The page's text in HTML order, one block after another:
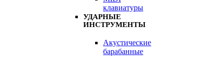
клавиатуры
УДАРНЫЕ
ИНСТРУМЕНТЫ
Акустические
барабанные